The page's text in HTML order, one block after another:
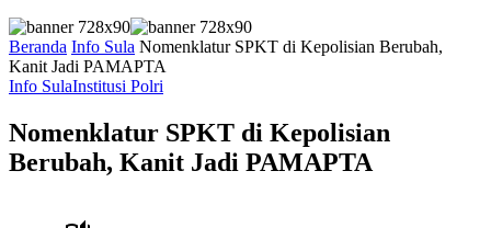
Beranda Info Sula Nomenklatur SPKT di Kepolisian Berubah,
Kanit Jadi PAMAPTA
Info SulaInstitusi Polri
Nomenklatur SPKT di Kepolisian
Berubah, Kanit Jadi PAMAPTA